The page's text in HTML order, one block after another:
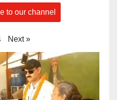
to our channel
Next »